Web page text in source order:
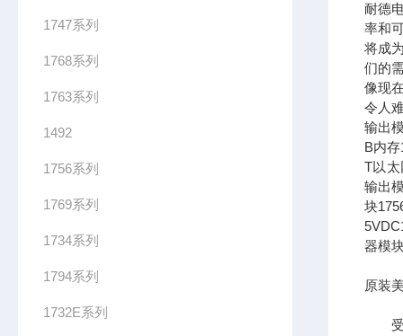
1747系列
1768系列
1763系列
1492
1756系列
1769系列
1734系列
1794系列
1732E系列
耐德
率和
将成
们的
像现
令人
输出
B内
T以太
输出
块
器模
原装
受到